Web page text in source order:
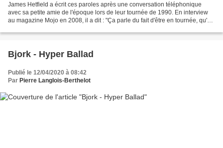
James Hetfield a écrit ces paroles après une conversation téléphonique
avec sa petite amie de l'époque lors de leur tournée de 1990. En interview
au magazine Mojo en 2008, il a dit : "Ça parle du fait d'être en tournée, qu'on
Bjork - Hyper Ballad
Publié le 12/04/2020 à 08:42
Par Pierre Langlois-Berthelot